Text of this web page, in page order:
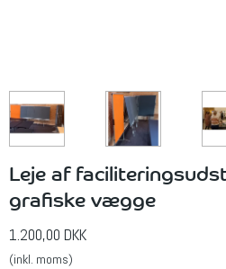
Leje af
grafiske vægge
1.200,00 DKK
(inkl. moms)